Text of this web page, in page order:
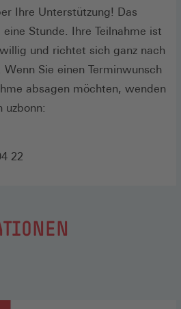
Ihre Unterstützung! Das
Stunde. Ihre Teilnahme ist
und richtet sich ganz nach
Sie einen Terminwunsch
absagen möchten, wenden
uzbonn:
22